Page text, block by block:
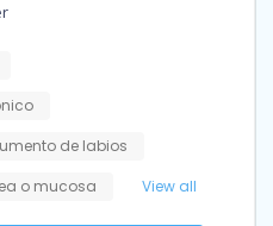
de labios
o mucosa
View all